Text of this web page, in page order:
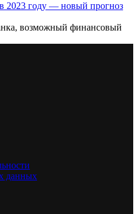
2023 году — новый прогноз
возможный финансовый
данных